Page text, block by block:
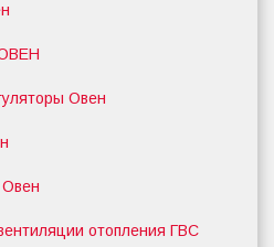
Овен
отопления ГВС